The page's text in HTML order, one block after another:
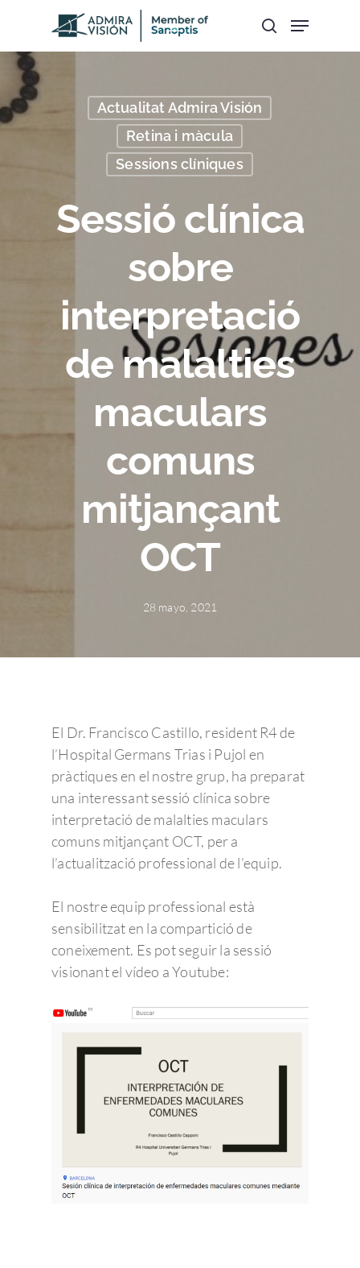
Hit enter to search or ESC to close
Actualitat Admira Visión
Retina i màcula
Sessions clíniques
Sessió clínica
sobre
interpretació
de malalties
maculars
comuns
mitjançant
OCT
28 mayo, 2021
El Dr. Francisco Castillo, resident R4 de
l’Hospital Germans Trias i Pujol en
pràctiques en el nostre grup, ha preparat
una interessant sessió clínica sobre
interpretació de malalties maculars
comuns mitjançant OCT, per a
l’actualització professional de l’equip.
El nostre equip professional està
sensibilitzat en la compartició de
coneixement. Es pot seguir la sessió
visionant el vídeo a Youtube: